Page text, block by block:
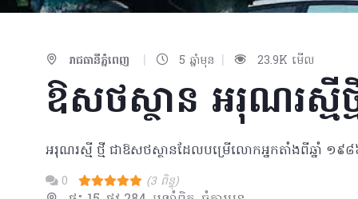
រាជធានីភ្នំពេញ | 5 ឆ្នាំមុន | 23.9K មើល
ឱសថស្ថាន អរុណរស្មីថ្
អរុណរស្មី ថ្មី ជាឱសថស្ថានដែលបម្រើលោកអ្នកតាំងពីឆ្នាំ ១៩
0 (3 ពិន្ទុ)